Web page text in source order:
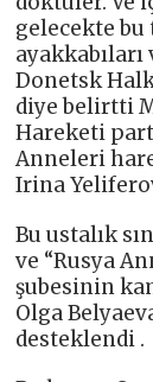
gelecekte bu
Donetsk
diye belirtti
Hareketi
Anneleri
Irina
Bu ustalık
ve “Rusya
şubesinin
Olga
desteklendi .